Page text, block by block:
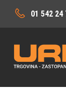
01 542 24